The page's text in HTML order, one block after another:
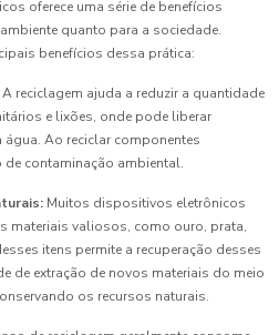
oferece uma série de benefícios
quanto para a sociedade.
benefícios dessa prática:
A reciclagem ajuda a reduzir a quantidade
e lixões, onde pode liberar
Ao reciclar componentes
contaminação ambiental.
Muitos dispositivos eletrônicos
materiais valiosos, como ouro, prata,
itens permite a recuperação desses
de extração de novos materiais do meio
os recursos naturais.